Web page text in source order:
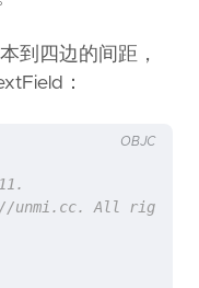
到四边的间距，
：
OBJC